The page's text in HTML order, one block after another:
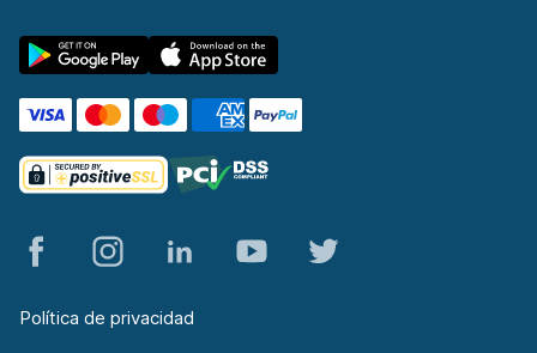
Santiago de Compostela
697 ofertas en 2 lugares
Santiago De Compostela Aeropuert
Segovia
Sevilla
Sevilla Aeropuerto
Política de privacidad